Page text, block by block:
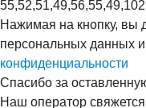
Нажимая на кнопку, вы
персональных данных
конфиденциальности
Спасибо за
Наш оператор